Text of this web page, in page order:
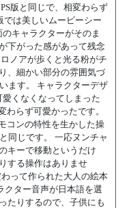
版と同じで、相変わらず
では美しいムービーシー
キャラクターがそのま
下がった感があって残念
ノアが歩くと光る粉がチ
、細かい部分の雰囲気づ
ます。 キャラクターデザ
くなくなってしまった
わらず可愛かったです。
コンの特性を生かした操
同じです。 一応ヌンチャ
キーで移動というだけ
する操作はありませ
って作られた大人の絵本
クター音声が日本語を選
たりするので、子供にも